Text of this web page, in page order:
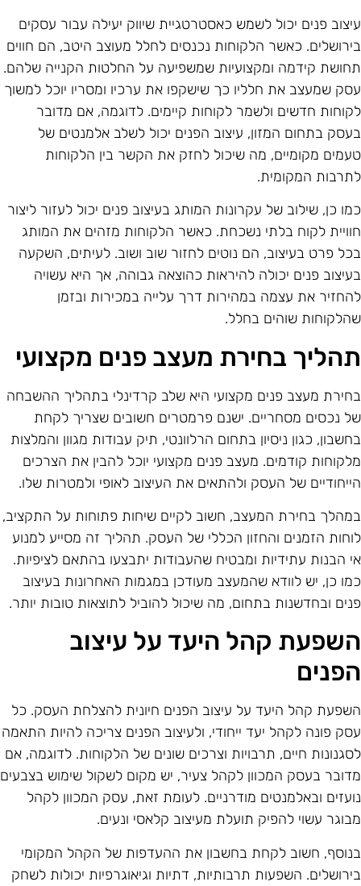
פנים יכול לשמש כאסטרטגיית שיווק יעילה עבור עסקים
כאשר הלקוחות נכנסים לחלל מעוצב היטב, הם חווים
קידמה ומקצועיות שמשפיעה על החלטות הקנייה שלהם.
שמעצב את חלליו כך שישקפו את ערכיו ומסריו יוכל למשוך
חדשים ולשמר לקוחות קיימים. לדוגמה, אם מדובר
בתחום המזון, עיצוב הפנים יכול לשלב אלמנטים של
מקומיים, מה שיכול לחזק את הקשר בין הלקוחות
המקומית.
כן, שילוב של עקרונות המותג בעיצוב פנים יכול לעזור ליצור
לקוח בלתי נשכחת. כאשר הלקוחות מזהים את המותג
פרט בעיצוב, הם נוטים לחזור שוב ושוב. לעיתים, השקעה
פנים יכולה להיראות כהוצאה גבוהה, אך היא עשויה
את עצמה במהירות דרך עלייה במכירות ובזמן
שוהים בחלל.
בחירת מעצב פנים מקצועי
מעצב פנים מקצועי היא שלב קרדינלי בתהליך ההשבחה
נכסים מסחריים. ישנם פרמטרים חשובים שצריך לקחת
כגון ניסיון בתחום הרלוונטי, תיק עבודות מגוון והמלצות
קודמים. מעצב פנים מקצועי יוכל להבין את הצרכים
של העסק ולהתאים את העיצוב לאופי ולמטרות שלו.
בחירת המעצב, חשוב לקיים שיחות פתוחות על התקציב,
הזמנים והחזון הכללי של העסק. תהליך זה מסייע למנוע
הבנות עתידיות ומבטיח שהעבודות יתבצעו בהתאם לציפיות.
כן, יש לוודא שהמעצב מעודכן במגמות האחרונות בעיצוב
ובחדשנות בתחום, מה שיכול להוביל לתוצאות טובות יותר.
קהל היעד על עיצוב
קהל היעד על עיצוב הפנים חיונית להצלחת העסק. כל
פונה לקהל יעד ייחודי, ולעיצוב הפנים צריכה להיות התאמה
חיים, תרבויות וצרכים שונים של הלקוחות. לדוגמה, אם
בעסק המכוון לקהל צעיר, יש מקום לשקול שימוש בצבעים
ובאלמנטים מודרניים. לעומת זאת, עסק המכוון לקהל
עשוי להפיק תועלת מעיצוב קלאסי ונעים.
חשוב לקחת בחשבון את ההעדפות של הקהל המקומי
השפעות תרבותיות, דתיות וגיאוגרפיות יכולות לשחק